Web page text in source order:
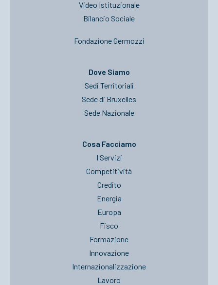
Video Istituzionale
Bilancio Sociale
Fondazione Germozzi
Dove Siamo
Sedi Territoriali
Sede di Bruxelles
Sede Nazionale
Cosa Facciamo
I Servizi
Competitività
Credito
Energia
Europa
Fisco
Formazione
Innovazione
Internazionalizzazione
Lavoro